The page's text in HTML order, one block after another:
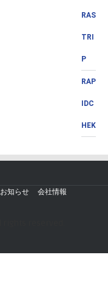
RAS
TRI
P
RAP
IDC
HEK
お知らせ
会社情報